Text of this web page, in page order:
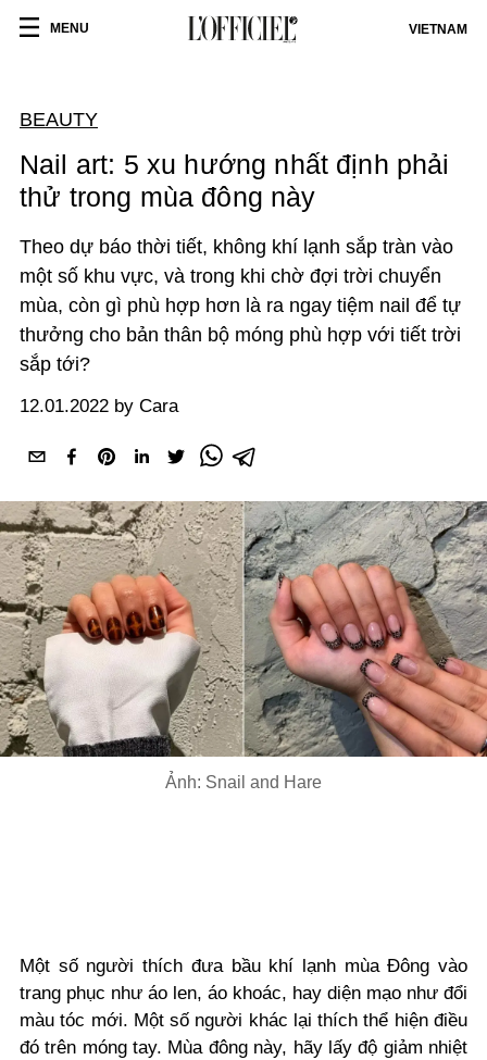
MENU VIETNAM
BEAUTY
Nail art: 5 xu hướng nhất định phải
thử trong mùa đông này
Theo dự báo thời tiết, không khí lạnh sắp tràn vào
một số khu vực, và trong khi chờ đợi trời chuyển
mùa, còn gì phù hợp hơn là ra ngay tiệm nail để tự
thưởng cho bản thân bộ móng phù hợp với tiết trời
sắp tới?
12.01.2022 by Cara
Ảnh: Snail and Hare
Một số người thích đưa bầu khí lạnh mùa Đông vào
trang phục như áo len, áo khoác, hay diện mạo như đổi
màu tóc mới. Một số người khác lại thích thể hiện điều
đó trên móng tay. Mùa đông này, hãy lấy độ giảm nhiệt